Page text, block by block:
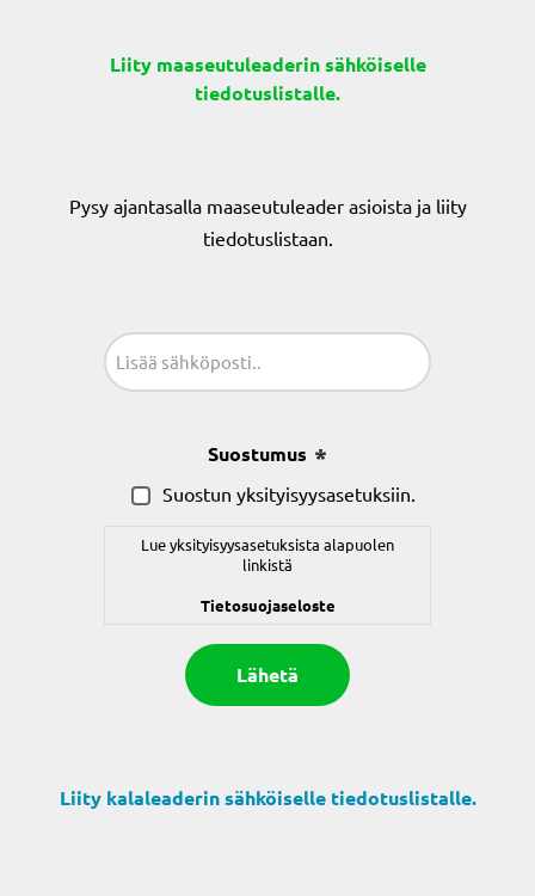
Liity maaseutuleaderin sähköiselle
tiedotuslistalle.
Pysy ajantasalla maaseutuleader asioista ja liity
tiedotuslistaan.
Suostumus
Suostun yksityisyysasetuksiin.
Lue yksityisyysasetuksista alapuolen
linkistä
Tietosuojaseloste
Liity kalaleaderin sähköiselle tiedotuslistalle.